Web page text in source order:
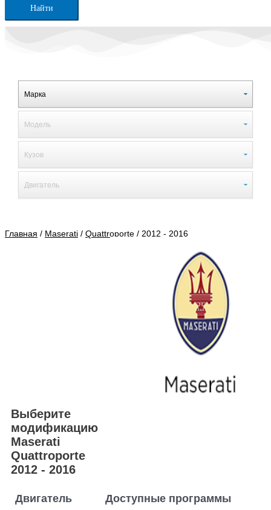
Найти
Главная / Maserati / Quattroporte / 2012 - 2016
Выберите
модификацию
Maserati
Quattroporte
2012 - 2016
Двигатель Доступные программы